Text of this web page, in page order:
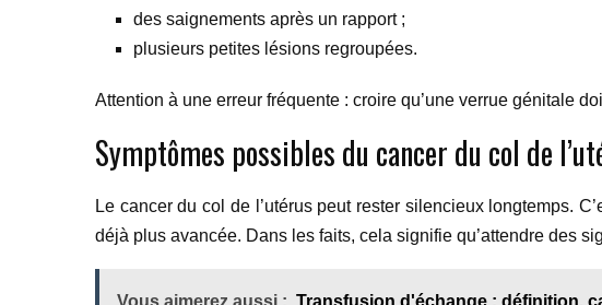
des saignements après un rapport ;
plusieurs petites lésions regroupées.
Attention à une erreur fréquente : croire qu’une verrue génitale
Symptômes possibles du cancer du col de
Le cancer du col de l’utérus peut rester silencieux longtemps.
déjà plus avancée. Dans les faits, cela signifie qu’attendre des
Vous aimerez aussi : Transfusion d'échange : définition,